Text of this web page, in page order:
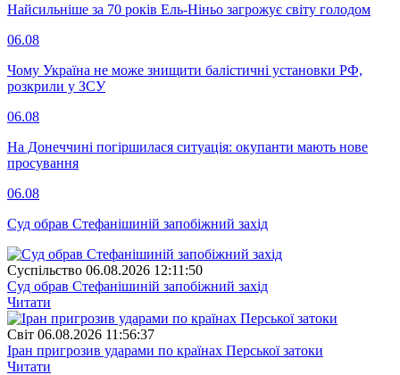
Найсильніше за 70 років Ель-Ніньо загрожує світу голодом
06.08
Чому Україна не може знищити балістичні установки РФ,
розкрили у ЗСУ
06.08
На Донеччині погіршилася ситуація: окупанти мають нове
просування
06.08
Суд обрав Стефанішиній запобіжний захід
Суспiльство 06.08.2026 12:11:50
Суд обрав Стефанішиній запобіжний захід
Читати
Свiт 06.08.2026 11:56:37
Іран пригрозив ударами по країнах Перської затоки
Читати